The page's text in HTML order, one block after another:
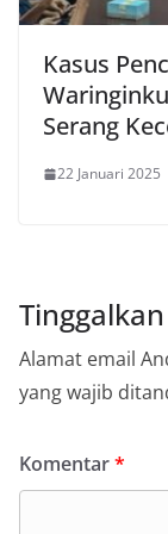
Kasus
Serang
22 Januari 2025
Alamat email
yang wajib
Komentar*